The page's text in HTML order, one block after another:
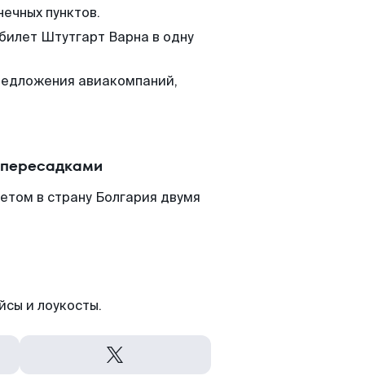
пунктов.
Штутгарт Варна в одну
авиакомпаний,
в страну Болгария двумя
и лоукосты.